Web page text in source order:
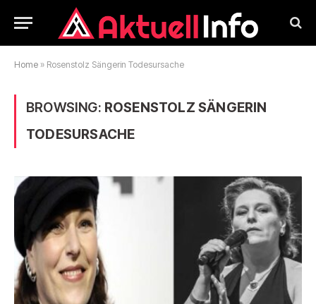
Home » Rosenstolz Sängerin Todesursache
BROWSING: ROSENSTOLZ SÄNGERIN
TODESURSACHE